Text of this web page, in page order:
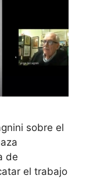
sobre el
de
el trabajo